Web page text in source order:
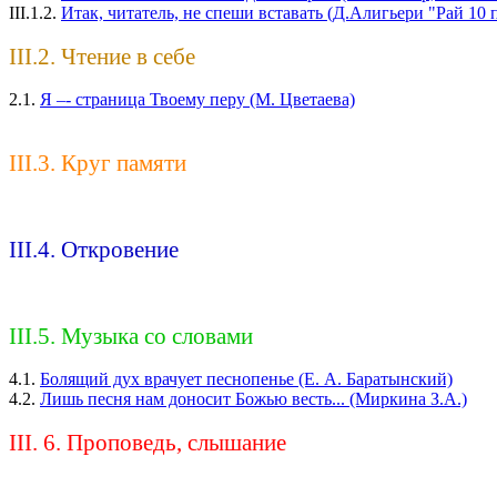
III.1.2. Итак, читатель, не спеши вставать (Д.Алигьери "Рай 10
III.2. Чтение в себе
2.1. Я –- страница Твоему перу (М. Цветаева)
III.3. Круг памяти
III.4. Откровение
III.5. Музыка со словами
4.1. Болящий дух врачует песнопенье (Е. А. Баратынский)
4.2. Лишь песня нам доносит Божью весть... (Миркина З.А.)
III. 6. Проповедь, слышание